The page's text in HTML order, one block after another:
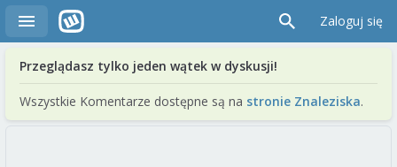
Zaloguj się
Przeglądasz tylko jeden wątek w dyskusji!
Wszystkie Komentarze dostępne są na stronie Znaleziska.